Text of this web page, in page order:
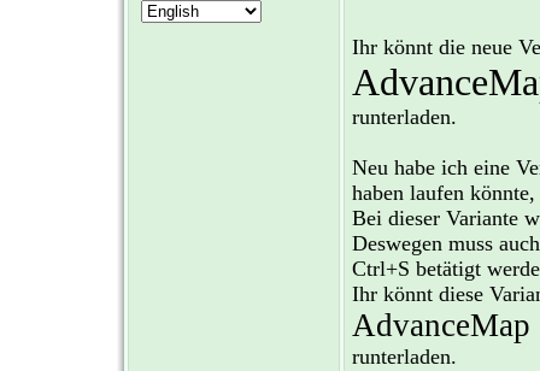
Ihr könnt die neue
runterladen.
Neu habe ich eine
haben laufen
Bei dieser Variante
Deswegen muss
Ctrl+S betätigt
Ihr könnt diese
AdvanceMap
runterladen.